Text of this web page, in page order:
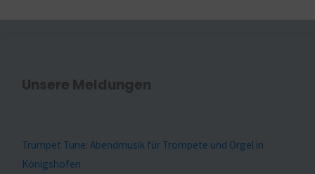
Unsere Meldungen
Trumpet Tune: Abendmusik für Trompete und Orgel in
Königshofen